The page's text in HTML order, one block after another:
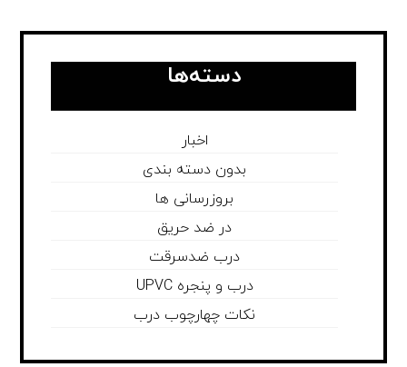
دسته‌ها
اخبار
بدون دسته بندی
بروزرسانی ها
در ضد حریق
درب ضدسرقت
درب و پنجره UPVC
نکات چهارچوب درب